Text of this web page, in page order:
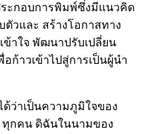
ระกอบการพิมพ์ซึ่งมีแนวคิด
วและ สร้างโอกาสทาง
ข้าใจ พัฒนาปรับเปลี่ยน
ก้าวเข้าไปสู่การเป็นผู้นำ
ว่าเป็นความภูมิใจของ
กคน ดิฉันในนามของ